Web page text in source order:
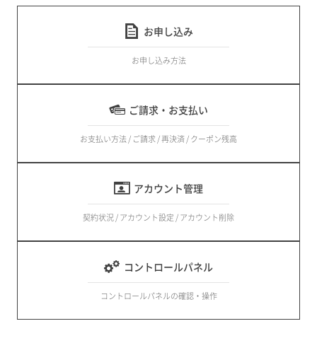
お申し込み
お申し込み方法
ご請求・お支払い
お支払い方法 / ご請求 / 再決済 / クーポン残高
アカウント管理
契約状況 / アカウント設定 / アカウント削除
コントロールパネル
コントロールパネルの確認・操作